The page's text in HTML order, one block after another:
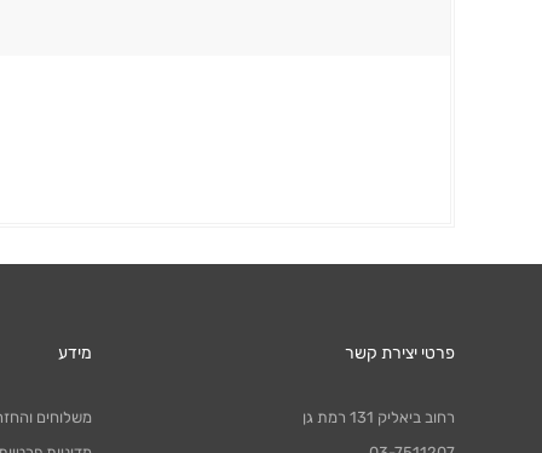
פרטי יצירת קשר
רחוב ביאליק 131 רמת גן
מידע
משלוחים